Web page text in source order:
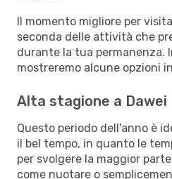
Il momento migliore per
seconda delle attività che
durante la tua permanenza.
mostreremo alcune opzioni
Alta stagione a Dawei
Questo periodo dell'anno è
il bel tempo, in quanto le
per svolgere la maggior
come nuotare o